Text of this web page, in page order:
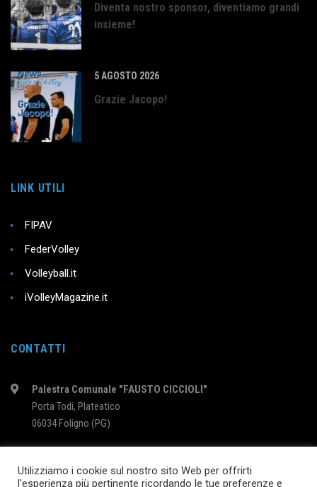
Diventa nostro sponsor, diventiamo grandi
insieme!
5 AGOSTO 2026
Grazie Jacopo!
LINK UTILI
FIPAV
FederVolley
Volleyball.it
iVolleyMagazine.it
CONTATTI
Palestra Comunale "FAUSTO CICCIOLI"
Porta Todi, Plateatico
06034 Foligno (PG)
Utilizziamo i cookie sul nostro sito Web per offrirti
l'esperienza più pertinente ricordando le tue preferenze e